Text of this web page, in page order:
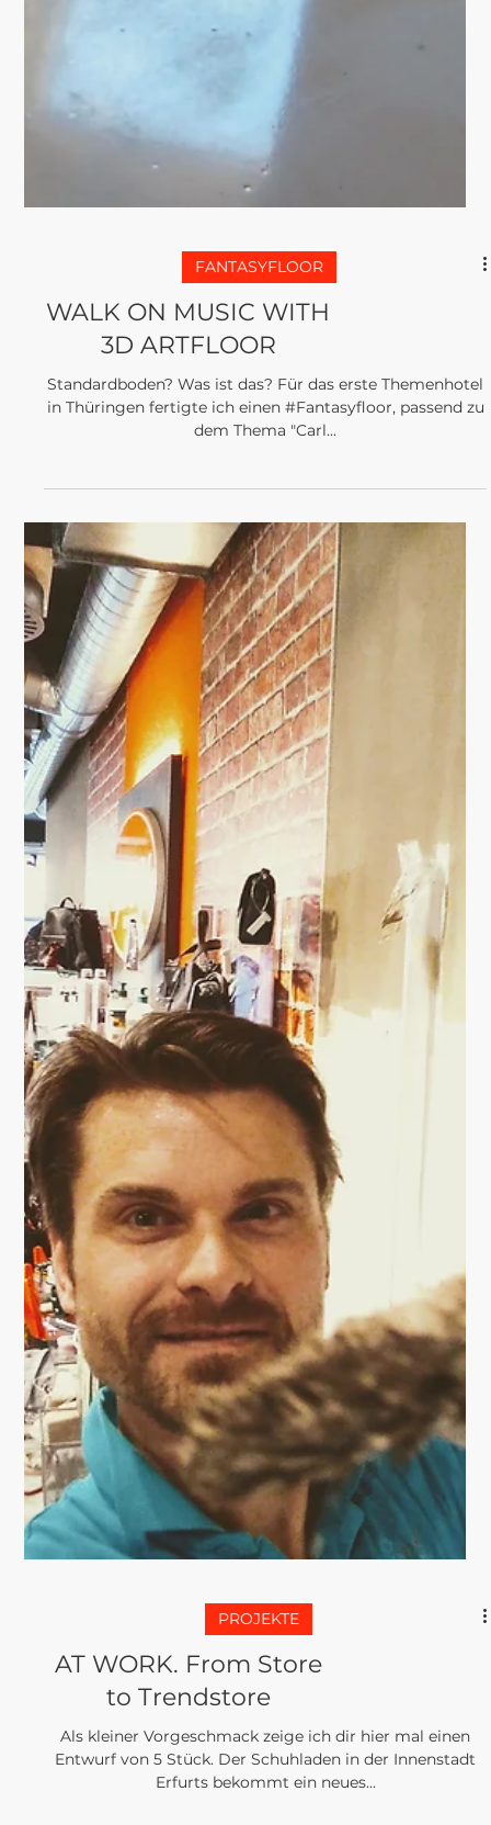
FANTASYFLOOR
WALK ON MUSIC WITH
3D ARTFLOOR
Standardboden? Was ist das? Für das erste Themenhotel
in Thüringen fertigte ich einen #Fantasyfloor, passend zu
dem Thema "Carl...